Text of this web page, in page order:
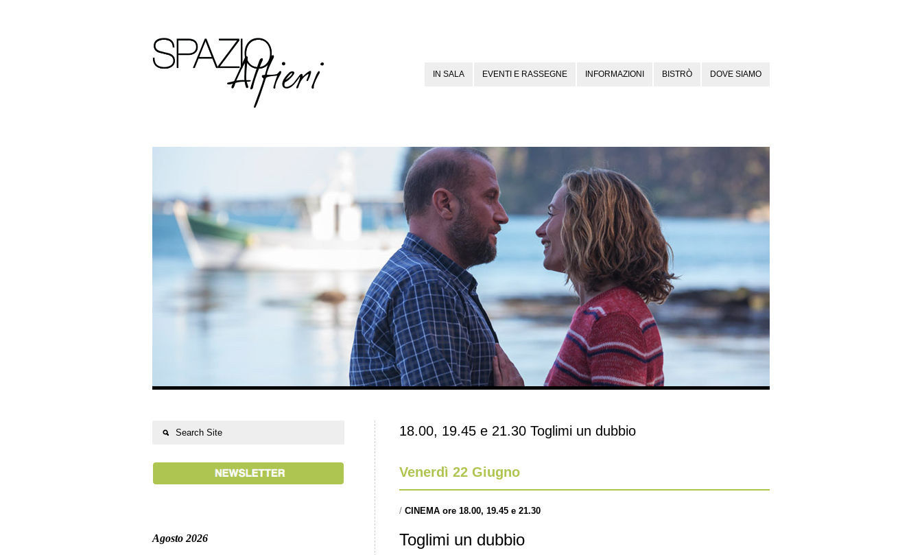
IN SALA EVENTI E RASSEGNE INFORMAZIONI BISTRÒ DOVE SIAMO
18.00, 19.45 e 21.30 Toglimi un dubbio
Venerdì 22 Giugno
/ CINEMA ore 18.00, 19.45 e 21.30
Toglimi un dubbio
Agosto 2026